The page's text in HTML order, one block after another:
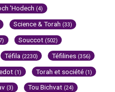
'Hodech (4)
Science & Torah (33)
Souccot (502)
Téfila (2230) Téfilines (356)
(1) Torah et société (1)
(3) Tou Bichvat (24)